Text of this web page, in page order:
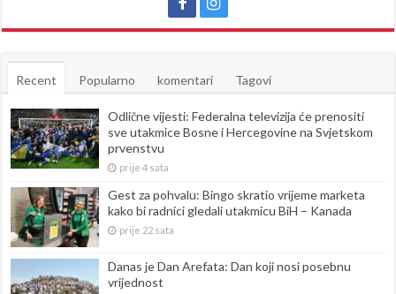
Recent Popularno komentari Tagovi
Odlične vijesti: Federalna televizija će prenositi
sve utakmice Bosne i Hercegovine na Svjetskom
prvenstvu
prije 4 sata
Gest za pohvalu: Bingo skratio vrijeme marketa
kako bi radnici gledali utakmicu BiH – Kanada
prije 22 sata
Danas je Dan Arefata: Dan koji nosi posebnu
vrijednost